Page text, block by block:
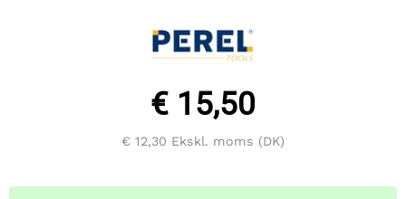
€ 15,50
€ 12,30 Ekskl. moms (DK)